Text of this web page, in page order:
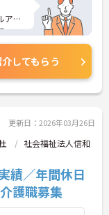
アッ
、ス
してもらう
更新日：2026年03月26日
社会福祉法人信和
績／年間休日
護職募集